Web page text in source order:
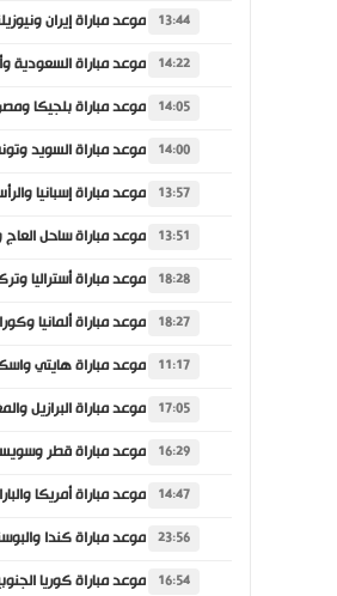
13:44
14:22
14:05
14:00
13:57
13:51
18:28
18:27
11:17
17:05
16:29
14:47
23:56
16:54